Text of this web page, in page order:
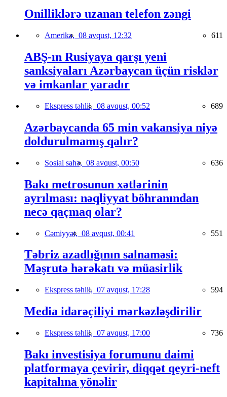
Onilliklərə uzanan telefon zəngi
Amerika, 08 avqust, 12:32 611
ABŞ-ın Rusiyaya qarşı yeni
sanksiyaları Azərbaycan üçün risklər
və imkanlar yaradır
Ekspress təhlil, 08 avqust, 00:52 689
Azərbaycanda 65 min vakansiya niyə
doldurulmamış qalır?
Sosial sahə, 08 avqust, 00:50 636
Bakı metrosunun xətlərinin
ayrılması: nəqliyyat böhranından
necə qaçmaq olar?
Cəmiyyət, 08 avqust, 00:41 551
Təbriz azadlığının salnaməsi:
Məşrutə hərəkatı və müasirlik
Ekspress təhlil, 07 avqust, 17:28 594
Media idarəçiliyi mərkəzləşdirilir
Ekspress təhlil, 07 avqust, 17:00 736
Bakı investisiya forumunu daimi
platformaya çevirir, diqqət qeyri-neft
kapitalına yönəlir